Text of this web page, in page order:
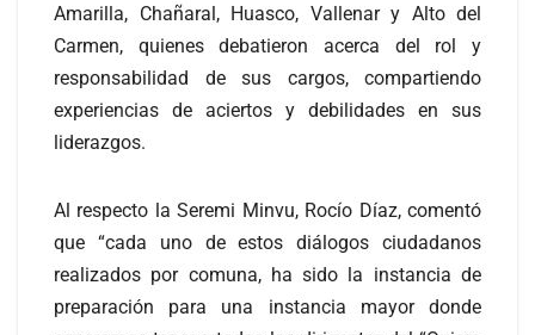
Amarilla, Chañaral, Huasco, Vallenar y Alto del
Carmen, quienes debatieron acerca del rol y
responsabilidad de sus cargos, compartiendo
experiencias de aciertos y debilidades en sus
liderazgos.
Al respecto la Seremi Minvu, Rocío Díaz, comentó
que “cada uno de estos diálogos ciudadanos
realizados por comuna, ha sido la instancia de
preparación para una instancia mayor donde